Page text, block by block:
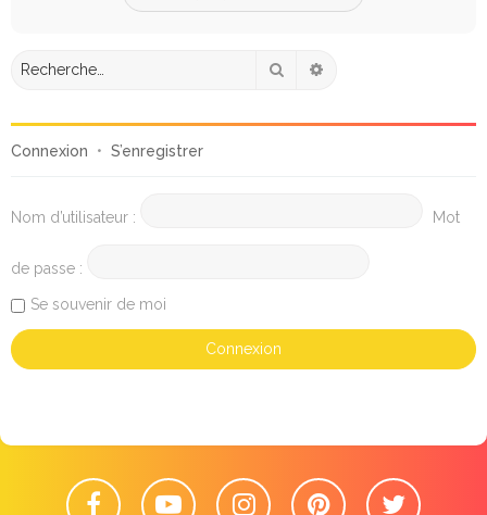
Rechercher
Connexion • S’enregistrer
Nom d’utilisateur : Mot
de passe :
Se souvenir de moi